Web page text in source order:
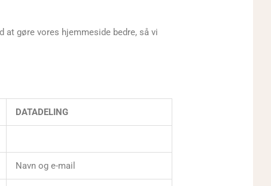
gøre vores hjemmeside bedre, så vi
DATADELING
Navn og e-mail